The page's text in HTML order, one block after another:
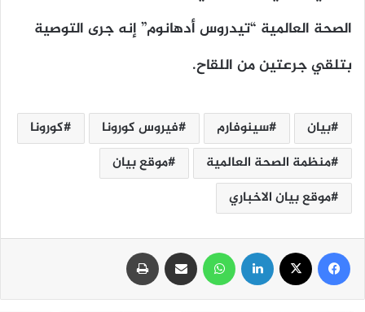
الصحة العالمية “تيدروس أدهانوم” إنه جرى التوصية
بتلقي جرعتين من اللقاح.
بيان سينوفارم فيروس كورونا
كورونا
منظمة الصحة العالمية
موقع بيان
موقع بيان الاخباري
فيسبوك لينكدإن واتساب مشاركة عبر البريد